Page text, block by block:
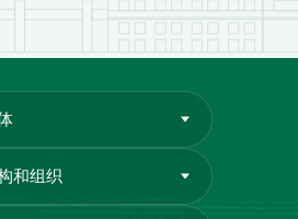
和组织